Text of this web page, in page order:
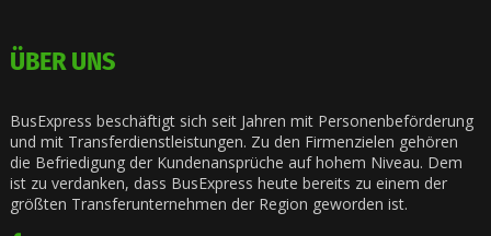
ÜBER UNS
BusExpress beschäftigt sich seit Jahren mit Personenbeförderung
und mit Transferdienstleistungen. Zu den Firmenzielen gehören
die Befriedigung der Kundenansprüche auf hohem Niveau. Dem
ist zu verdanken, dass BusExpress heute bereits zu einem der
größten Transferunternehmen der Region geworden ist.